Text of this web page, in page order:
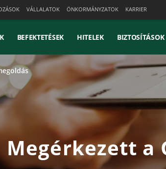
VÁLLALATOK ÖNKORMÁNYZATOK KARRIER
BEFEKTETÉSEK HITELEK BIZTOSÍTÁSOK
Megérkezett a